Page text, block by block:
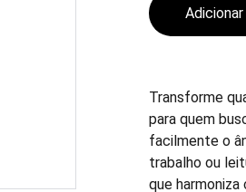
Transforme
para quem
facilmente o
trabalho ou
que